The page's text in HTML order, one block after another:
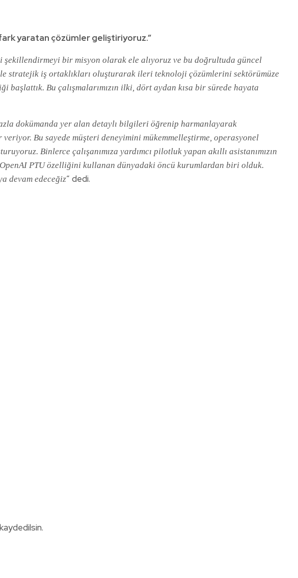
yaratan çözümler geliştiriyoruz.”
şekillendirmeyi bir misyon olarak ele alıyoruz ve bu doğrultuda güncel
iş ortaklıkları oluşturarak ileri teknoloji çözümlerini sektörümüze
Bu çalışmalarımızın ilki, dört aydan kısa bir sürede hayata
dokümanda yer alan detaylı bilgileri öğrenip harmanlayarak
Bu sayede müşteri deneyimini mükemmelleştirme, operasyonel
Binlerce çalışanımıza yardımcı pilotluk yapan akıllı asistanımızın
PTU özelliğini kullanan dünyadaki öncü kurumlardan biri olduk.
devam edeceğiz” dedi.